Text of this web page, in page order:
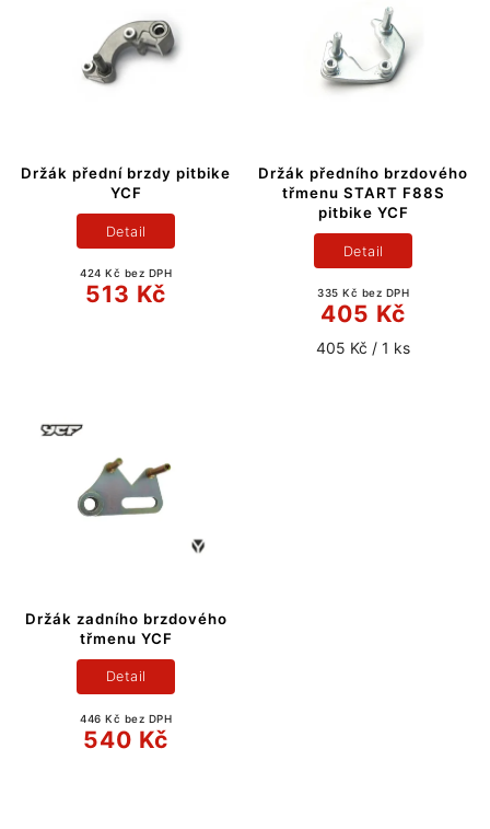
Držák přední brzdy pitbike
YCF
424 Kč bez DPH
513 Kč
Detail
Držák předního brzdového
třmenu START F88S
pitbike YCF
335 Kč bez DPH
405 Kč
405 Kč / 1 ks
Detail
Držák zadního brzdového
třmenu YCF
446 Kč bez DPH
540 Kč
Detail